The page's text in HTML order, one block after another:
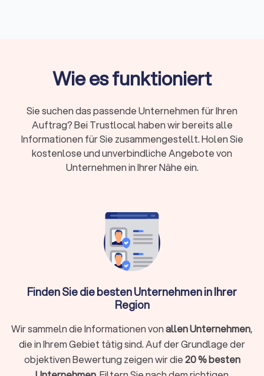
700 Euro pauschal
Euro/Stunde), Geschirr, Ausstattung, Anfahrt und
Aufbau können extra berechnet werden
Servicemodelle:Partyservice (nur Essen) oder
Vollservice (mit Personal, Equipment und
Planung)
Wochen Vorbereitung
Filtern Sie nach Küche und Anlass,
vergleichen Sie bis zu vier Angebote kostenlos
und buchen Sie direkt
Welche Catering-Varianten können Sie
buchen?
Die Auswahl an verfügbaren Optionen in Mettmann ist groß.
Hier erhalten Sie einen Überblick über zentrale Varianten.
Wie es funktioniert
Sie suchen das passende Unternehmen für Ihren
Auftrag? Bei Trustlocal haben wir bereits alle
Informationen für Sie zusammengestellt. Holen Sie
kostenlose und unverbindliche Angebote von
Unternehmen in Ihrer Nähe ein.
Finden Sie die besten Unternehmen in Ihrer
Region
Wir sammeln die Informationen vonallen Unternehmen,
die in Ihrem Gebiet tätig sind. Auf der Grundlage der
objektiven Bewertung zeigen wir die20 % besten